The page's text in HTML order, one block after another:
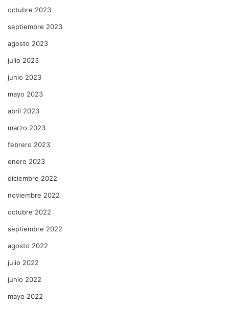
octubre 2023
septiembre 2023
agosto 2023
julio 2023
junio 2023
mayo 2023
abril 2023
marzo 2023
febrero 2023
enero 2023
diciembre 2022
noviembre 2022
octubre 2022
septiembre 2022
agosto 2022
julio 2022
junio 2022
mayo 2022